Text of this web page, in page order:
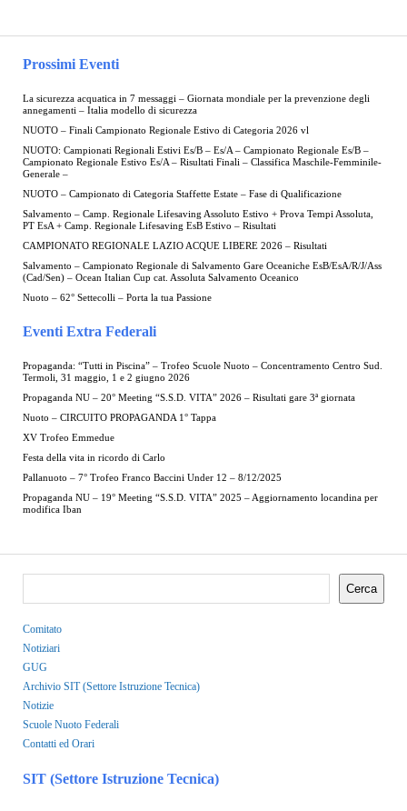
Prossimi Eventi
La sicurezza acquatica in 7 messaggi – Giornata mondiale per la prevenzione degli
annegamenti – Italia modello di sicurezza
NUOTO – Finali Campionato Regionale Estivo di Categoria 2026 vl
NUOTO: Campionati Regionali Estivi Es/B – Es/A – Campionato Regionale Es/B –
Campionato Regionale Estivo Es/A – Risultati Finali – Classifica Maschile-Femminile-
Generale –
NUOTO – Campionato di Categoria Staffette Estate – Fase di Qualificazione
Salvamento – Camp. Regionale Lifesaving Assoluto Estivo + Prova Tempi Assoluta,
PT EsA + Camp. Regionale Lifesaving EsB Estivo – Risultati
CAMPIONATO REGIONALE LAZIO ACQUE LIBERE 2026 – Risultati
Salvamento – Campionato Regionale di Salvamento Gare Oceaniche EsB/EsA/R/J/Ass
(Cad/Sen) – Ocean Italian Cup cat. Assoluta Salvamento Oceanico
Nuoto – 62° Settecolli – Porta la tua Passione
Eventi Extra Federali
Propaganda: “Tutti in Piscina” – Trofeo Scuole Nuoto – Concentramento Centro Sud.
Termoli, 31 maggio, 1 e 2 giugno 2026
Propaganda NU – 20° Meeting “S.S.D. VITA” 2026 – Risultati gare 3ª giornata
Nuoto – CIRCUITO PROPAGANDA 1° Tappa
XV Trofeo Emmedue
Festa della vita in ricordo di Carlo
Pallanuoto – 7° Trofeo Franco Baccini Under 12 – 8/12/2025
Propaganda NU – 19° Meeting “S.S.D. VITA” 2025 – Aggiornamento locandina per
modifica Iban
Cerca
Comitato
Notiziari
GUG
Archivio SIT (Settore Istruzione Tecnica)
Notizie
Scuole Nuoto Federali
Contatti ed Orari
SIT (Settore Istruzione Tecnica)